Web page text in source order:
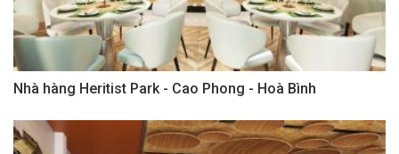
Nhà hàng Heritist Park - Cao Phong - Hoà Bình